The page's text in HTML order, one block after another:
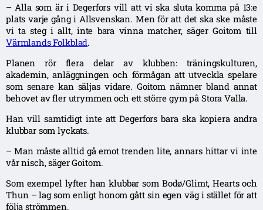
– Alla som är i Degerfors vill att vi ska sluta komma på 13:e
plats varje gång i Allsvenskan. Men för att det ska ske måste
vi ta steg i allt, inte bara vinna matcher, säger Goitom till
Värmlands Folkblad.
Planen rör flera delar av klubben: träningskulturen,
akademin, anläggningen och förmågan att utveckla spelare
som senare kan säljas vidare. Goitom nämner bland annat
behovet av fler utrymmen och ett större gym på Stora Valla.
Han vill samtidigt inte att Degerfors bara ska kopiera andra
klubbar som lyckats.
– Man måste alltid gå emot trenden lite, annars hittar vi inte
vår nisch, säger Goitom.
Som exempel lyfter han klubbar som Bodø/Glimt, Hearts och
Thun – lag som enligt honom gått sin egen väg i stället för att
följa strömmen.